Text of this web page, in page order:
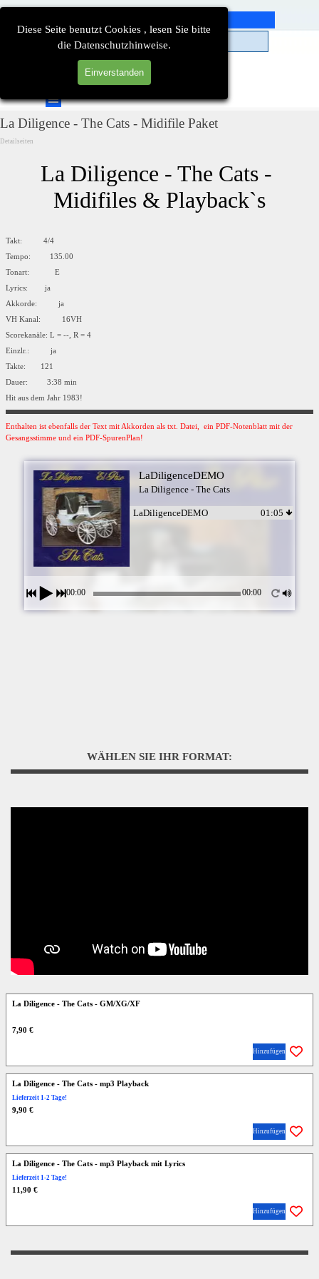
Diese Seite benutzt Cookies , lesen Sie bitte
die Datenschutzhinweise.
Einverstanden
Direkt zum Seiteninhalt
Menü überspringen
La Diligence - The Cats - Midifile Paket
Detailseiten
La Diligence - The Cats -
Midifiles & Playback`s
Takt: 4/4
Tempo: 135.00
Tonart: E
Lyrics: ja
Akkorde: ja
VH Kanal: 16VH
Scorekanäle: L = --, R = 4
Einzlr.: ja
Takte: 121
Dauer: 3:38 min
Hit aus dem Jahr 1983!
Enthalten ist ebenfalls der Text mit Akkorden als txt. Datei, ein PDF-Notenblatt mit der
Gesangsstimme und ein PDF-SpurenPlan!
LaDiligenceDEMO
La Diligence - The Cats
LaDiligenceDEMO 01:05
00:00 00:00
WÄHLEN SIE IHR FORMAT:
La Diligence - The Cats - GM/XG/XF
7,90 €
Hinzufügen
La Diligence - The Cats - mp3 Playback
Lieferzeit 1-2 Tage!
9,90 €
Hinzufügen
La Diligence - The Cats - mp3 Playback mit Lyrics
Lieferzeit 1-2 Tage!
11,90 €
Hinzufügen